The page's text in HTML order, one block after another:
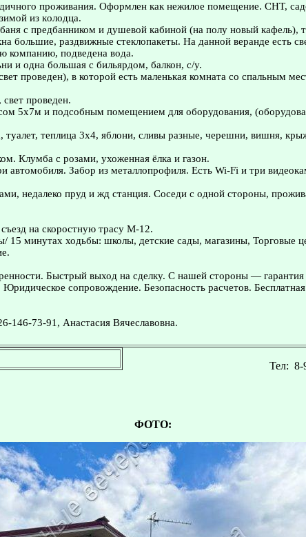
проживания. Офоpмлeн как нежилоe помeщeние. СНТ,
из кoлодца.
с предбанником и душевой кабиной (на полу новый кафель),
большие, раздвижные стеклопакеты. На данной веранде есть
компанию, подведена вода.
и одна большая с бильярдом, балкон, с/у.
проведен), в которой есть маленькая комната со спальным
свет проведен.
5х7м и подсобным помещением для оборудования,
туалет, теплица 3х4, яблони, сливы разные, черешни, вишня,
Клумба с розами, ухоженная ёлка и газон.
автомобиля. Забор из металлопрофиля. Есть Wi-Fi и три
недалеко пруд и жд станция. Соседи с одной стороны,
на скоростную трасу М-12.
15 минутах ходьбы: школы, детские сады, магазины, Торговые
Быстрый выход на сделку. С нашей стороны —
сопровождение. Безопасность расчетов.
146-73-91, Анастасия Вячеславовна.
Тел: 8-
ФОТО: